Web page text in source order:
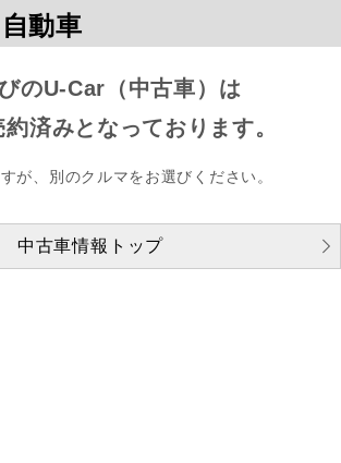
動車
のU-Car（中古車）は
済みとなっております。
が、別のクルマをお選びください。
中古車情報トップ